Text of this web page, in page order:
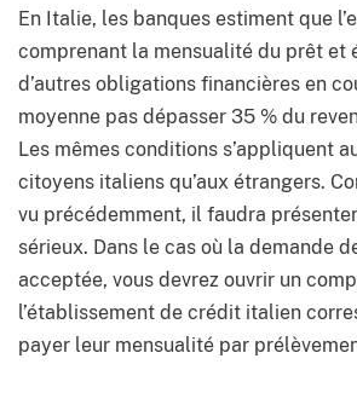
En Italie, les banques estiment que
comprenant la mensualité du prêt et
d’autres obligations financières en
moyenne pas dépasser 35 % du
Les mêmes conditions s’appliquent
citoyens italiens qu’aux étrangers.
vu précédemment, il faudra
sérieux. Dans le cas où la demande
acceptée, vous devrez ouvrir un
l’établissement de crédit italien
payer leur mensualité par